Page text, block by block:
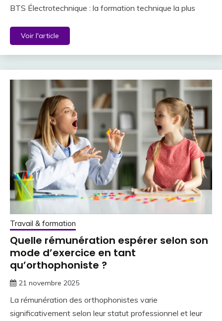
BTS Électrotechnique : la formation technique la plus
Voir l'article
Travail & formation
Quelle rémunération espérer selon son
mode d’exercice en tant
qu’orthophoniste ?
21 novembre 2025
La rémunération des orthophonistes varie
significativement selon leur statut professionnel et leur